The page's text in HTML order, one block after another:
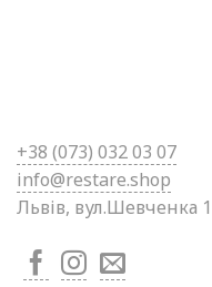
+38 (073) 032 03 07
info@restare.shop
Львів, вул.Шевченка